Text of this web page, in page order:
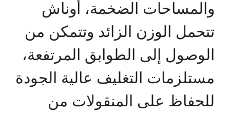
والمساحات الضخمة، أوناش
تتحمل الوزن الزائد وتتمكن من
الوصول إلى الطوابق المرتفعة،
مستلزمات التغليف عالية الجودة
للحفاظ على المنقولات من